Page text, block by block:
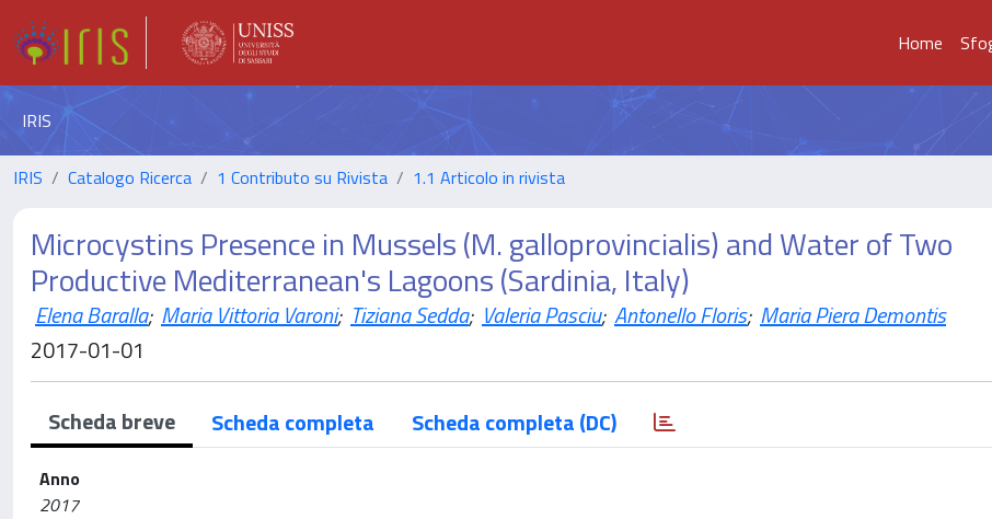
Home
IRIS
IRIS Catalogo Ricerca 1 Contributo su Rivista 1.1 Articolo in rivista
Microcystins Presence in Mussels (M. galloprovincialis) and Water of Two
Productive Mediterranean's Lagoons (Sardinia, Italy)
Elena Baralla; Maria Vittoria Varoni; Tiziana Sedda; Valeria Pasciu; Antonello Floris; Maria Piera Demontis
2017-01-01
Scheda breve Scheda completa Scheda completa (DC)
Anno
2017